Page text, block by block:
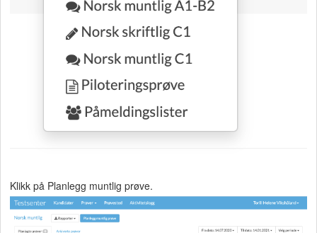
Klikk på Planlegg muntlig prøve.